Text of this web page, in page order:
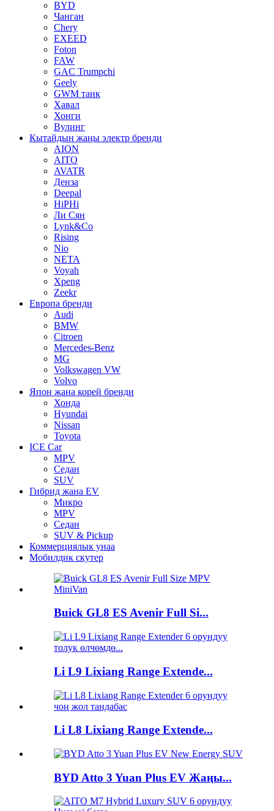
BYD
Чанган
Chery
EXEED
Foton
FAW
GAC Trumpchi
Geely
GWM танк
Хавал
Хонги
Вулинг
Кытайдын жаңы электр бренди
AION
AITO
AVATR
Денза
Deepal
HiPHi
Ли Сян
Lynk&Co
Rising
Nio
NETA
Voyah
Xpeng
Zeekr
Европа бренди
Audi
BMW
Citroen
Mercedes-Benz
MG
Volkswagen VW
Volvo
Япон жана корей бренди
Хонда
Hyundai
Nissan
Toyota
ICE Car
MPV
Седан
SUV
Гибрид жана EV
Микро
MPV
Седан
SUV & Pickup
Коммерциялык унаа
Мобилдик скутер
Buick GL8 ES Avenir Full Si...
Li L9 Lixiang Range Extende...
Li L8 Lixiang Range Extende...
BYD Atto 3 Yuan Plus EV Жаңы...